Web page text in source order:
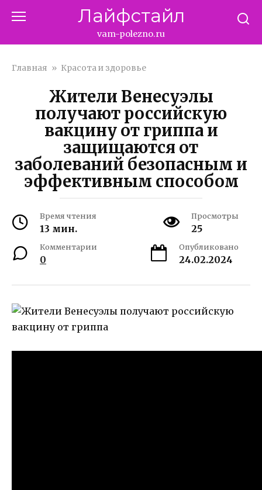
Лайфстайл
vam-polezno.ru
Главная » Красота и здоровье
Жители Венесуэлы
получают российскую
вакцину от гриппа и
защищаются от
заболеваний безопасным и
эффективным способом
Время чтения
13 мин.
Просмотры
25
Комментарии
0
Опубликовано
24.02.2024